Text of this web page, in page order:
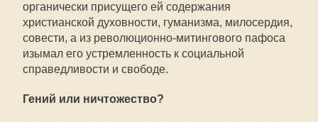
органически присущего ей содержания
христианской духовности, гуманизма, милосердия,
совести, а из революционно-митингового пафоса
изымал его устремленность к социальной
справедливости и свободе.
Гений или ничтожество?